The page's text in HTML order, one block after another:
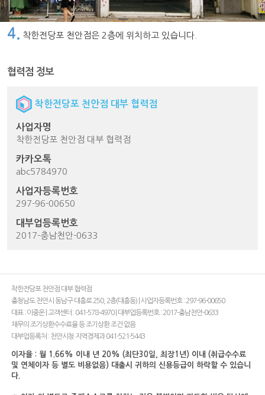
4. 착한전당포 천안점은 2층에 위치하고 있습니다.
협력점 정보
착한전당포 천안점 대부 협력점
사업자명
착한전당포 천안점 대부 협력점
카카오톡
abc5784970
사업자등록번호
297-96-00650
대부업등록번호
2017-충남천안-0633
착한전당포 천안점 대부 협력점
충청남도 천안시 동남구 대흥로 250, 2층(대흥동) | 사업자등록번호 : 297-96-00650
대표 : 이중운 | 고객센터 : 041-578-4970 | 대부업등록번호 : 2017-충남천안-0633
채무의 조기상환수수료율 등 조기상환 조건 없음
대부업등록처 : 천안시청 지역경제과 041-521-5443
이자율 : 월 1.66% 이내 년 20% (최단30일, 최장1년) 이내 (취급수수료
및 연체이자 등 별도 비용없음) 대출시 귀하의 신용등급이 하락할 수 있습니
다.